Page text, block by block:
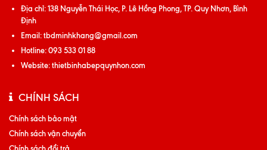
Địa chỉ:138 Nguyễn Thái Học, P. Lê Hồng Phong, TP. Quy Nhơn, Bình
Định
Email:tbdminhkhang@gmail.com
Hotline:093 533 01 88
Website:thietbinhabepquynhon.com
CHÍNH SÁCH
Chính sách bảo mật
Chính sách vận chuyển